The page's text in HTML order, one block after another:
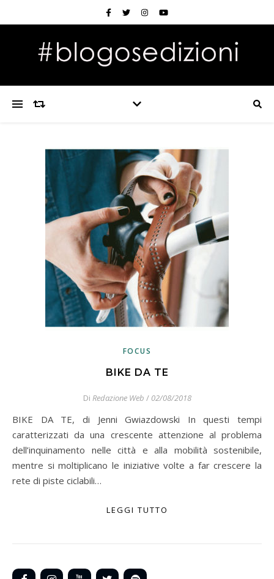
FOCUS
BIKE DA TE
Di Redazione Web / 02/08/2018
BIKE DA TE, di Jenni Gwiazdowski In questi tempi
caratterizzati da una crescente attenzione al problema
dell’inquinamento nelle città e alla mobilità sostenibile,
mentre si moltiplicano le iniziative volte a far crescere la
rete di piste ciclabili…
LEGGI TUTTO